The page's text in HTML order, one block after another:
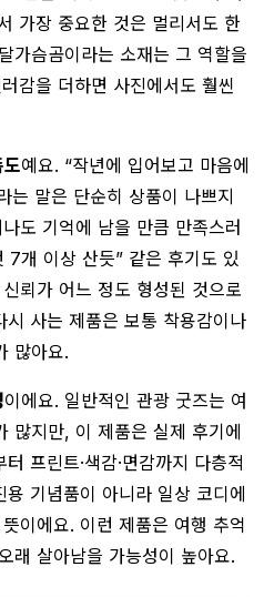
가장 중요한 것은 멀리서도 한
가슴곰이라는 소재는 그 역할을
감을 더하면 사진에서도 훨씬
예요. “작년에 입어보고 마음에
는 말은 단순히 상품이 나쁘지
도 기억에 남을 만큼 만족스러
7개 이상 산듯” 같은 후기도 있
뢰가 어느 정도 형성된 것으로
사는 제품은 보통 착용감이나
많아요.
이에요. 일반적인 관광 굿즈는 여
많지만, 이 제품은 실제 후기에
프린트·색감·면감까지 다층적
기념품이 아니라 일상 코디에
이에요. 이런 제품은 여행 추억
래 살아남을 가능성이 높아요.